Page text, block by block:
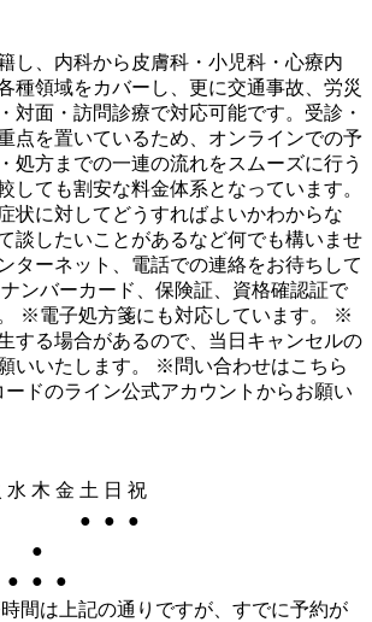
し、内科から皮膚科・小児科・心療内
種領域をカバーし、更に交通事故、労災
対面・訪問診療で対応可能です。受診・
点を置いているため、オンラインでの予
処方までの一連の流れをスムーズに行う
しても割安な料金体系となっています。
状に対してどうすればよいかわからな
談したいことがあるなど何でも構いませ
ターネット、電話での連絡をお待ちして
ンバーカード、保険証、資格確認証で
※電子処方箋にも対応しています。 ※
する場合があるので、当日キャンセルの
いいたします。 ※問い合わせはこちら
ドのライン公式アカウントからお願い
水 木 金 土 日 祝
● ●
●
●
● ●
●
間は上記の通りですが、すでに予約が